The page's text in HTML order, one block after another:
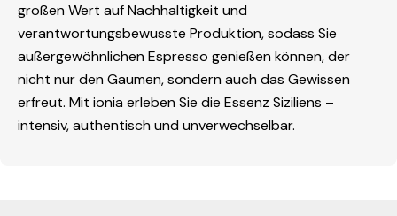
großen Wert auf Nachhaltigkeit und
verantwortungsbewusste Produktion, sodass Sie
außergewöhnlichen Espresso genießen können, der
nicht nur den Gaumen, sondern auch das Gewissen
erfreut. Mit ionia erleben Sie die Essenz Siziliens –
intensiv, authentisch und unverwechselbar.